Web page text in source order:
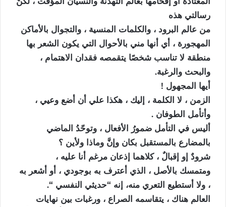
رسالتي هذه
من عالم البرود ، والكلمات المنسية ، والتجوال بالأماكن
المهجورة ، أي أنها مني بالأحوال التي يكون الشعر بها
منطقة لا تناسب شخصًا يتقمصه فقدان الاهتمام ،
والبحث والرغبة.
أيها المجهول !
الزمن ، لا الكلمة ، إليك ، هكذا علي أن أضع وعيي ،
وأتأمل الطوفان .
أليس في التأمل ضمورُ الأفعال ، وتوحّدُ الماضي
بالمضارع بالمستقبل بكان وإنَّ وماذا ولأين ؟
شرودٌ إو إقبالٌ ، كلاهما إذعان مرغم أنا عليه ،
ومتمسك بالأصل ، الذي أعترف به بوجودي ، أو أشعر به
، ولا أستطيع التعري منه، إنه “حديثي النفسي “.
العالم هناك ، يتقاسمه الصراع ، ورغبات بين نهايات